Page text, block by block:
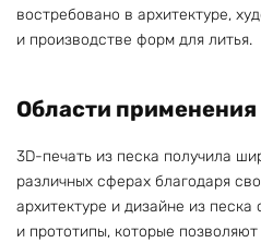
востребовано в архитектуре,
и производстве форм для литья.
Области
3D-печать из песка получила
различных сферах благодаря
архитектуре и дизайне из
и прототипы, которые